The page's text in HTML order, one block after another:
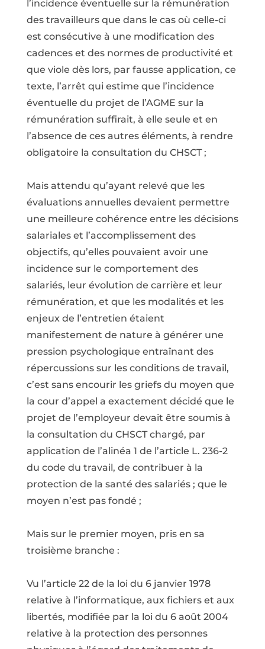
l’incidence éventuelle sur la rémunération
des travailleurs que dans le cas où celle-ci
est consécutive à une modification des
cadences et des normes de productivité et
que viole dès lors, par fausse application, ce
texte, l’arrêt qui estime que l’incidence
éventuelle du projet de l’AGME sur la
rémunération suffirait, à elle seule et en
l’absence de ces autres éléments, à rendre
obligatoire la consultation du CHSCT ;
Mais attendu qu’ayant relevé que les
évaluations annuelles devaient permettre
une meilleure cohérence entre les décisions
salariales et l’accomplissement des
objectifs, qu’elles pouvaient avoir une
incidence sur le comportement des
salariés, leur évolution de carrière et leur
rémunération, et que les modalités et les
enjeux de l’entretien étaient
manifestement de nature à générer une
pression psychologique entraînant des
répercussions sur les conditions de travail,
c’est sans encourir les griefs du moyen que
la cour d’appel a exactement décidé que le
projet de l’employeur devait être soumis à
la consultation du CHSCT chargé, par
application de l’alinéa 1 de l’article L. 236-2
du code du travail, de contribuer à la
protection de la santé des salariés ; que le
moyen n’est pas fondé ;
Mais sur le premier moyen, pris en sa
troisième branche :
Vu l’article 22 de la loi du 6 janvier 1978
relative à l’informatique, aux fichiers et aux
libertés, modifiée par la loi du 6 août 2004
relative à la protection des personnes